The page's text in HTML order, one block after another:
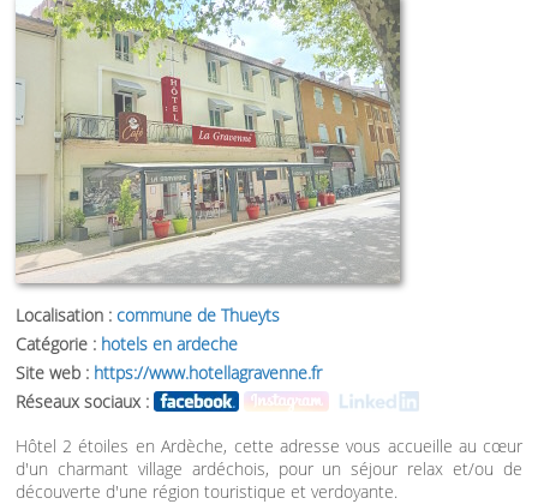
Localisation : commune de Thueyts
Catégorie : hotels en ardeche
Site web : https://www.hotellagravenne.fr
Réseaux sociaux :
Hôtel 2 étoiles en Ardèche, cette adresse vous accueille au cœur
d'un charmant village ardéchois, pour un séjour relax et/ou de
découverte d'une région touristique et verdoyante.